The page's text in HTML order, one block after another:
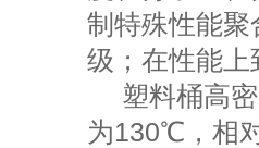
制特殊性能
级；在性能
塑料桶高密
为130℃，相